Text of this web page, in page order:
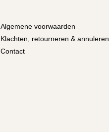
Algemene voorwaarden
Klachten, retourneren & annuleren
Contact